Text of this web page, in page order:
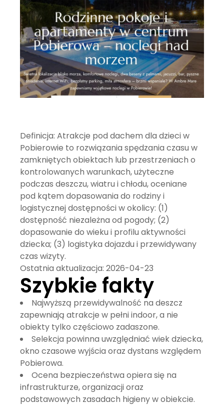
Definicja: Atrakcje pod dachem dla dzieci w
Pobierowie to rozwiązania spędzania czasu w
zamkniętych obiektach lub przestrzeniach o
kontrolowanych warunkach, użyteczne
podczas deszczu, wiatru i chłodu, oceniane
pod kątem dopasowania do rodziny i
logistycznej dostępności w okolicy: (1)
dostępność niezależna od pogody; (2)
dopasowanie do wieku i profilu aktywności
dziecka; (3) logistyka dojazdu i przewidywany
czas wizyty.
Ostatnia aktualizacja: 2026-04-23
Szybkie fakty
Najwyższą przewidywalność na deszcz
zapewniają atrakcje w pełni indoor, a nie
obiekty tylko częściowo zadaszone.
Selekcja powinna uwzględniać wiek dziecka,
okno czasowe wyjścia oraz dystans względem
Pobierowa.
Ocena bezpieczeństwa opiera się na
infrastrukturze, organizacji oraz
podstawowych zasadach higieny w obiekcie.